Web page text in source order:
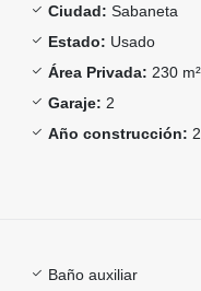
Ciudad: Sabaneta
Estado: Usado
Área Privada: 230 m²
Garaje: 2
Año construcción:
Baño auxiliar